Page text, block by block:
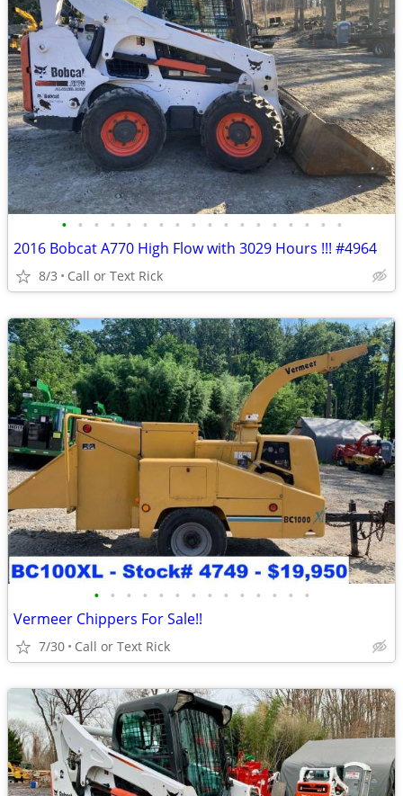
• • • • • • • • • • • • • • • • • •
2016 Bobcat A770 High Flow with 3029 Hours !!! #4964
8/3 Call or Text Rick
• • • • • • • • • • • • • •
Vermeer Chippers For Sale!!
7/30 Call or Text Rick